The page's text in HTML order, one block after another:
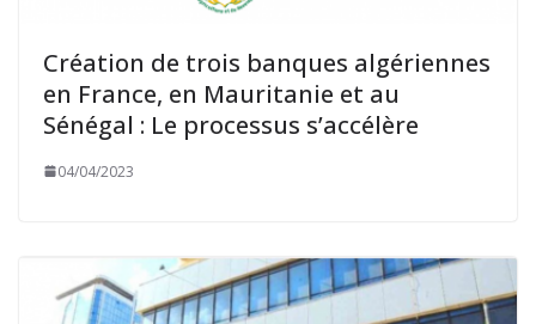
Création de trois banques algériennes
en France, en Mauritanie et au
Sénégal : Le processus s’accélère
04/04/2023